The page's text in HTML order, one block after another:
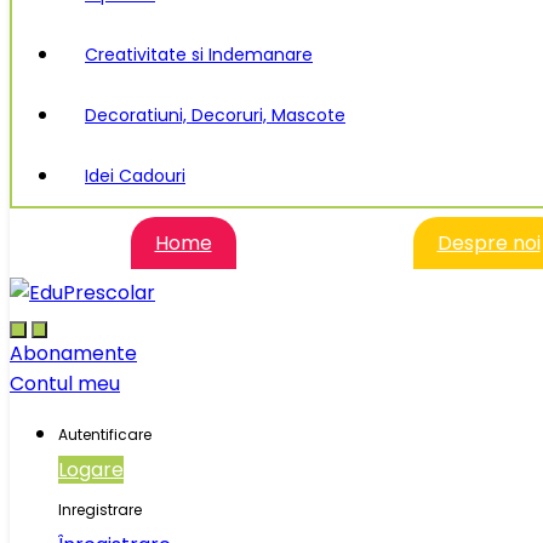
Creativitate si Indemanare
Decoratiuni, Decoruri, Mascote
Idei Cadouri
Home Despre noi
Abonamente
Contul meu
Autentificare
Logare
Inregistrare